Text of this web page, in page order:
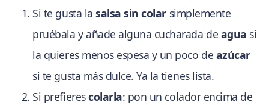
Si te gusta lasalsa sin colar simplemente
pruébala y añade alguna cucharada de agua si
la quieres menos espesa y un poco de azúcar
si te gusta más dulce. Ya la tienes lista.
Si prefierescolarla: pon un colador encima de